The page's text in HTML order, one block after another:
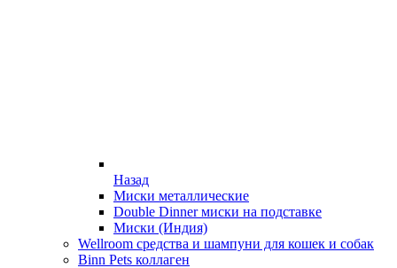
Назад
Миски металлические
Double Dinner миски на подставке
Миски (Индия)
Wellroom средства и шампуни для кошек и собак
Binn Pets коллаген